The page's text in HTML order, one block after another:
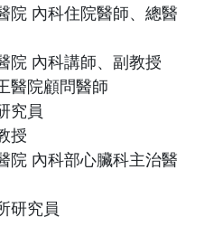
院 內科住院醫師、總醫
院 內科講師、副教授
醫院顧問醫師
究員
授
院 內科部心臟科主治醫
研究員